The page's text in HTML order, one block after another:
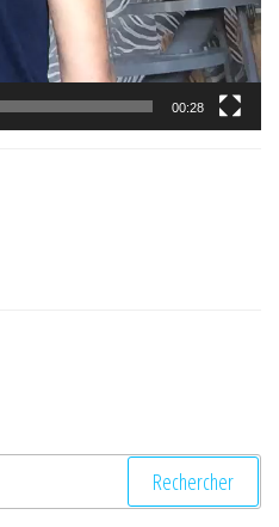
00:28